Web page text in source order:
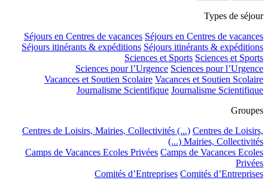
Types de séjour
Séjours en Centres de vacances Séjours en Centres de vacances
Séjours itinérants & expéditions Séjours itinérants & expéditions
Sciences et Sports Sciences et Sports
Sciences pour l’Urgence Sciences pour l’Urgence
Vacances et Soutien Scolaire Vacances et Soutien Scolaire
Journalisme Scientifique Journalisme Scientifique
Groupes
Centres de Loisirs, Mairies, Collectivités (...) Centres de Loisirs,
Mairies, Collectivités (...)
Camps de Vacances Ecoles Privées Camps de Vacances Ecoles
Privées
Comités d’Entreprises Comités d’Entreprises